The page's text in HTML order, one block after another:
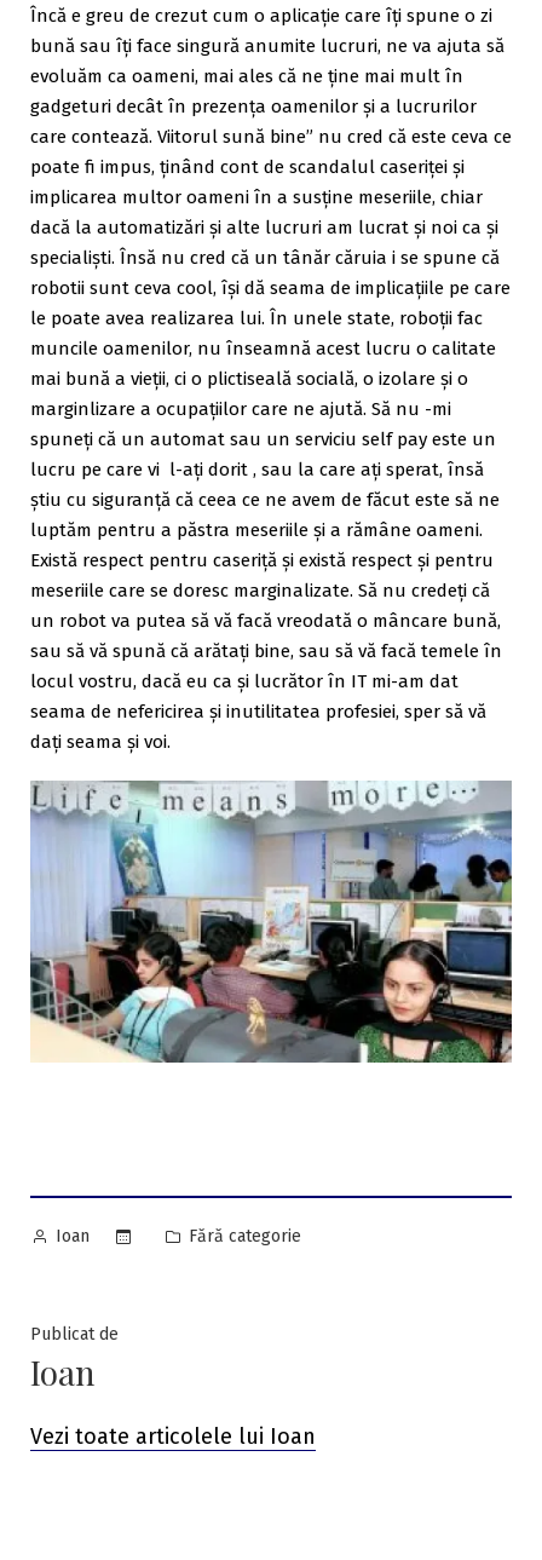
Încă e greu de crezut cum o aplicație care îți spune o zi
bună sau îți face singură anumite lucruri, ne va ajuta să
evoluăm ca oameni, mai ales că ne ține mai mult în
gadgeturi decât în prezența oamenilor și a lucrurilor
care contează. Viitorul sună bine” nu cred că este ceva ce
poate fi impus, ținând cont de scandalul caseriței și
implicarea multor oameni în a susține meseriile, chiar
dacă la automatizări și alte lucruri am lucrat și noi ca și
specialiști. Însă nu cred că un tânăr căruia i se spune că
robotii sunt ceva cool, își dă seama de implicațiile pe care
le poate avea realizarea lui. În unele state, roboții fac
muncile oamenilor, nu înseamnă acest lucru o calitate
mai bună a vieții, ci o plictiseală socială, o izolare și o
marginlizare a ocupațiilor care ne ajută. Să nu -mi
spuneți că un automat sau un serviciu self pay este un
lucru pe care vi l-ați dorit , sau la care ați sperat, însă
știu cu siguranță că ceea ce ne avem de făcut este să ne
luptăm pentru a păstra meseriile și a rămâne oameni.
Există respect pentru caseriță și există respect și pentru
meseriile care se doresc marginalizate. Să nu credeți că
un robot va putea să vă facă vreodată o mâncare bună,
sau să vă spună că arătați bine, sau să vă facă temele în
locul vostru, dacă eu ca și lucrător în IT mi-am dat
seama de nefericirea și inutilitatea profesiei, sper să vă
dați seama și voi.
Posted
Ioan
Posted
Fără categorie
Publicat de
Ioan
Vezi toate articolele lui Ioan